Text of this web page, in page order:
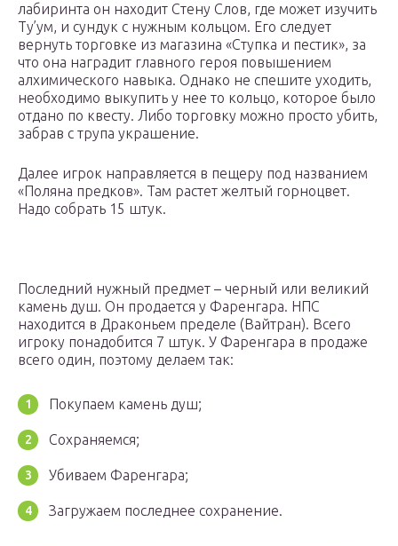
лабиринта он находит Стену Слов, где может изучить
Ту’ум, и сундук с нужным кольцом. Его следует
вернуть торговке из магазина «Ступка и пестик», за
что она наградит главного героя повышением
алхимического навыка. Однако не спешите уходить,
необходимо выкупить у нее то кольцо, которое было
отдано по квесту. Либо торговку можно просто убить,
забрав с трупа украшение.
Далее игрок направляется в пещеру под названием
«Поляна предков». Там растет желтый горноцвет.
Надо собрать 15 штук.
Последний нужный предмет – черный или великий
камень душ. Он продается у Фаренгара. НПС
находится в Драконьем пределе (Вайтран). Всего
игроку понадобится 7 штук. У Фаренгара в продаже
всего один, поэтому делаем так:
Покупаем камень душ;
Сохраняемся;
Убиваем Фаренгара;
Загружаем последнее сохранение.